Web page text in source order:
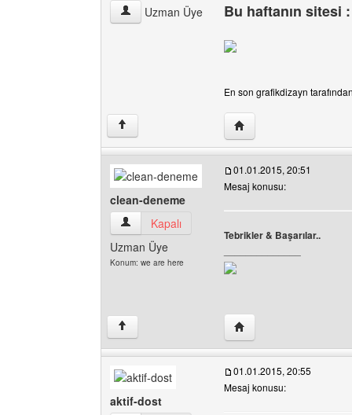
grafikdizayn Kullanıcının profilini görüntüle
Uzman Üye Bu haftanın sitesi
En son grafikdizayn
↑ Yazarın web sitesini
clean-deneme
clean-deneme Kullanıcının profilini görüntüle
Kapalı
Uzman Üye
Konum: we are here
01.01.2015, 20:51
Mesaj konusu:
Tebrikler & Başarılar..
↑ Yazarın web sitesini
aktif-dost
01.01.2015, 20:55
Mesaj konusu: